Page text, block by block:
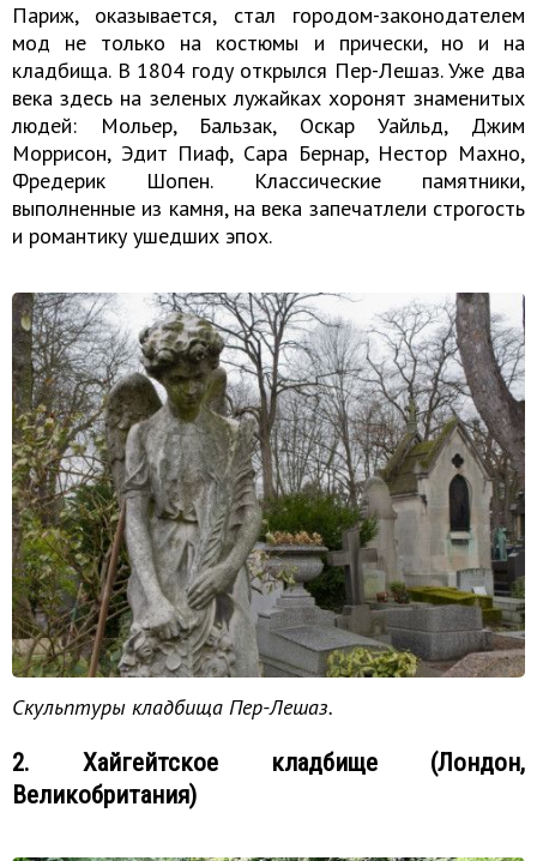
Париж, оказывается, стал городом-законодателем
мод не только на костюмы и прически, но и на
кладбища. В 1804 году открылся Пер-Лешаз. Уже два
века здесь на зеленых лужайках хоронят знаменитых
людей: Мольер, Бальзак, Оскар Уайльд, Джим
Моррисон, Эдит Пиаф, Сара Бернар, Нестор Махно,
Фредерик Шопен. Классические памятники,
выполненные из камня, на века запечатлели строгость
и романтику ушедших эпох.
Скульптуры кладбища Пер-Лешаз.
2. Хайгейтское кладбище (Лондон,
Великобритания)